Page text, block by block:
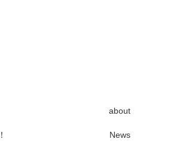
about
News